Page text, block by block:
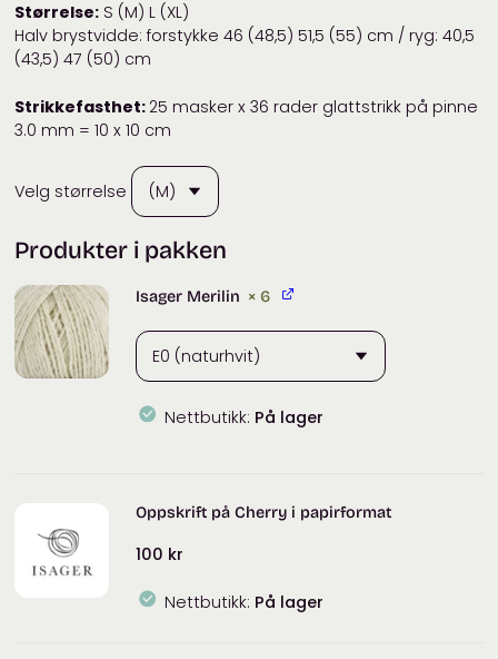
Størrelse: S (M) L (XL)
Halv brystvidde: forstykke 46 (48,5) 51,5 (55) cm / ryg: 40,5
(43,5) 47 (50) cm
Strikkefasthet: 25 masker x 36 rader glattstrikk på pinne
3.0 mm = 10 x 10 cm
Velg størrelse
Produkter i pakken
Isager Merilin × 6
Nettbutikk: På lager
antall
Oppskrift på Cherry i papirformat
100 kr
Nettbutikk: På lager